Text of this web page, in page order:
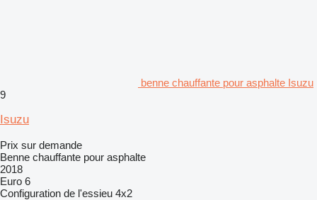
benne chauffante pour asphalte Isuzu
9
Isuzu
Prix sur demande
Benne chauffante pour asphalte
2018
Euro 6
Configuration de l'essieu 4x2